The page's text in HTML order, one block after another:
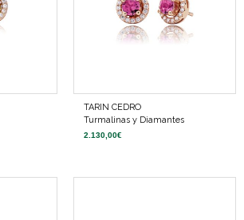
TARIN CEDRO
Turmalinas y Diamantes
2.130,00€